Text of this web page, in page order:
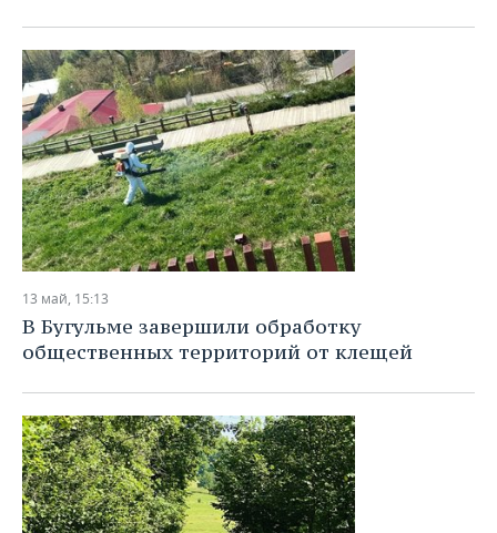
13 май, 15:13
В Бугульме завершили обработку
общественных территорий от клещей